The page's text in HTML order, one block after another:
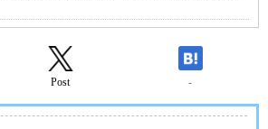
Post -